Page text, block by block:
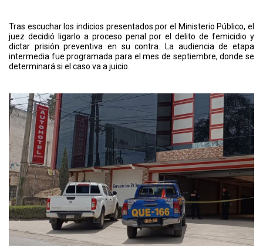
Tras escuchar los indicios presentados por el Ministerio Público, el
juez decidió ligarlo a proceso penal por el delito de femicidio y
dictar prisión preventiva en su contra. La audiencia de etapa
intermedia fue programada para el mes de septiembre, donde se
determinará si el caso va a juicio.